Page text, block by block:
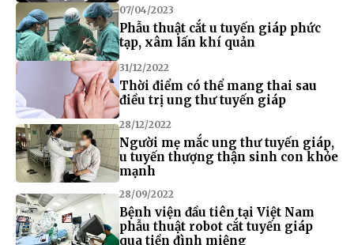
07/04/2023
Phẫu thuật cắt u tuyến giáp phức
tạp, xâm lấn khí quản
31/12/2022
Thời điểm có thể mang thai sau
điều trị ung thư tuyến giáp
28/12/2022
Người mẹ mắc ung thư tuyến giáp,
u tuyến thượng thận sinh con khỏe
mạnh
28/09/2022
Bệnh viện đầu tiên tại Việt Nam
phẫu thuật robot cắt tuyến giáp
qua tiền đình miệng